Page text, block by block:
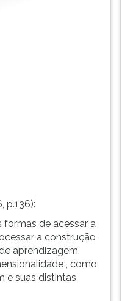
p.136):
de acessar a
a construção
aprendizagem.
, como
e suas distintas